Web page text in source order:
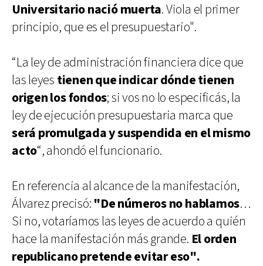
Universitario nació muerta. Viola el primer
principio, que es el presupuestario".
“La ley de administración financiera dice que
las leyes tienen que indicar dónde tienen
origen los fondos; si vos no lo especificás, la
ley de ejecución presupuestaria marca que
será promulgada y suspendida en el mismo
acto“, ahondó el funcionario.
En referencia al alcance de la manifestación,
Álvarez precisó: "De números no hablamos…
Si no, votaríamos las leyes de acuerdo a quién
hace la manifestación más grande. El orden
republicano pretende evitar eso".